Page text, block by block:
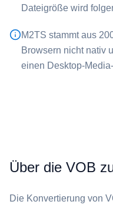
Dateigröße wird
⁦M2TS⁩ stammt aus
Browsern nicht nativ
einen Desktop-
Über die VOB
Die Konvertierung von